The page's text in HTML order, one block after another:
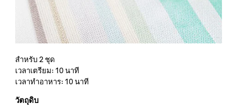
สำหรับ 2 ชุด
เวลาเตรียม: 10 นาที
เวลาทำอาหาร: 10 นาที
วัตถุดิบ